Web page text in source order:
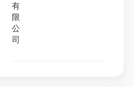
有
限
公
司